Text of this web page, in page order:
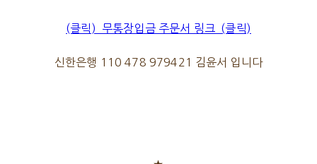
(클릭) 무통장입금 주문서 링크 (클릭)
신한은행 110 478 979421 김윤서 입니다